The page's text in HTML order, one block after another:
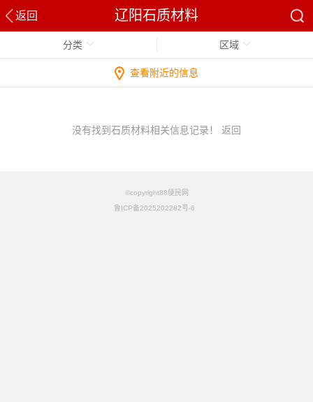
返回 辽阳石质材料
分类 区域
查看附近的信息
没有找到石质材料相关信息记录！ 返回
©copyright88便民网
鲁ICP备2025202282号-6